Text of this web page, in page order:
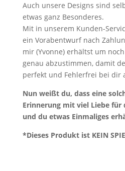
Auch unsere Designs sind
etwas ganz Besonderes.
Mit in unserem Kunden-
ein Vorabentwurf nach
mir (Yvonne) erhältst um
genau abzustimmen, damit
perfekt und Fehlerfrei bei dir
Nun weißt du, dass eine
Erinnerung mit viel Liebe
und du etwas Einmaliges
*Dieses Produkt ist KEIN